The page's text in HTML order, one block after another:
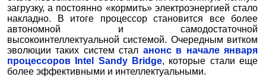
загрузку, а постоянно «кормить» электроэнергией стало
накладно. В итоге процессор становится все более
автономной и самодостаточной
высокоинтеллектуальной системой. Очередным витком
эволюции таких систем стал анонс в начале января
процессоров Intel Sandy Bridge, которые стали еще
более эффективными и интеллектуальными.